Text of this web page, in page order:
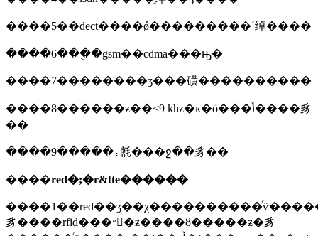
����5��dect����ǿ���������ߵ绰����
����6���ֻ�gsm��cdma���ԣ�
����7��������ʒ���磺����������
����8������ƶ��<9 khz�ĸ�ӧ���ݴ����豸
��
����9�����߹㲥���ջ��豸��
����red�;�r&tte������
豸����rfid���״�ƶ����ȣ�����ƶ�豸